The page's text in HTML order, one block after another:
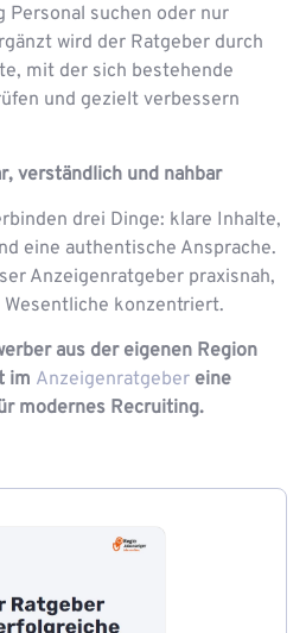
Personal suchen oder nur
wird der Ratgeber durch
mit der sich bestehende
und gezielt verbessern
verständlich und nahbar
drei Dinge: klare Inhalte,
eine authentische Ansprache.
Anzeigenratgeber praxisnah,
konzentriert.
aus der eigenen Region
im Anzeigenratgeber eine
modernes Recruiting.